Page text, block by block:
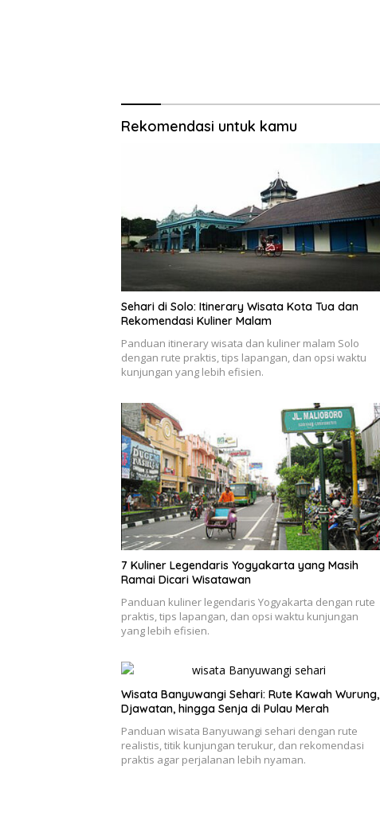
Rekomendasi untuk kamu
Sehari di Solo: Itinerary Wisata Kota Tua dan
Rekomendasi Kuliner Malam
Panduan itinerary wisata dan kuliner malam Solo
dengan rute praktis, tips lapangan, dan opsi waktu
kunjungan yang lebih efisien.
7 Kuliner Legendaris Yogyakarta yang Masih
Ramai Dicari Wisatawan
Panduan kuliner legendaris Yogyakarta dengan rute
praktis, tips lapangan, dan opsi waktu kunjungan
yang lebih efisien.
Wisata Banyuwangi Sehari: Rute Kawah Wurung,
Djawatan, hingga Senja di Pulau Merah
Panduan wisata Banyuwangi sehari dengan rute
realistis, titik kunjungan terukur, dan rekomendasi
praktis agar perjalanan lebih nyaman.